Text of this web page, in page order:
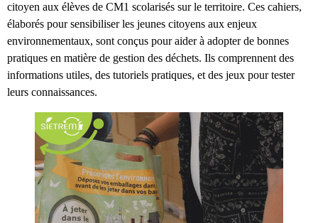
citoyen aux élèves de CM1 scolarisés sur le territoire. Ces cahiers,
élaborés pour sensibiliser les jeunes citoyens aux enjeux
environnementaux, sont conçus pour aider à adopter de bonnes
pratiques en matière de gestion des déchets. Ils comprennent des
informations utiles, des tutoriels pratiques, et des jeux pour tester
leurs connaissances.